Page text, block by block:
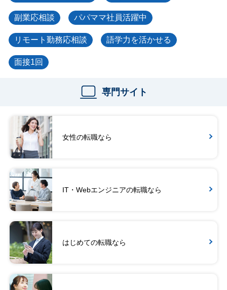
副業応相談 パパママ社員活躍中
リモート勤務応相談 語学力を活かせる
面接1回
専門サイト
女性の転職なら
IT・Webエンジニアの転職なら
はじめての転職なら